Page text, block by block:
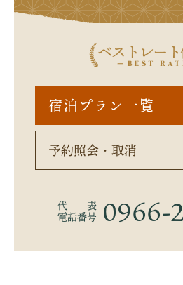
宿泊プラン一覧
予約照会・取消
代 表
電話番号 0966-